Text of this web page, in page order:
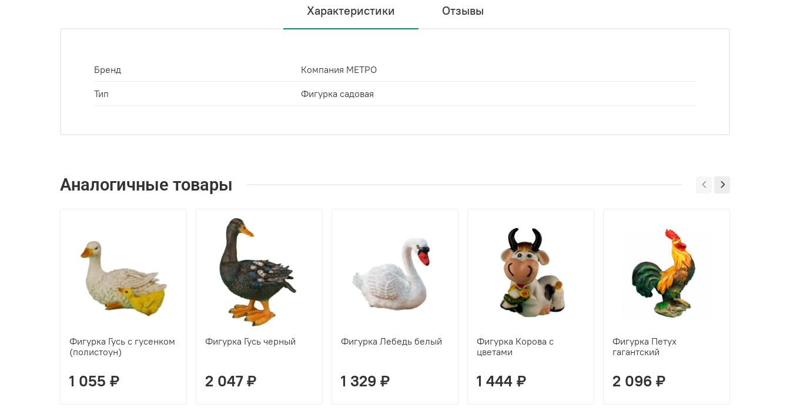
Характеристики Отзывы
Бренд Компания МЕТРО
Тип Фигурка садовая
Аналогичные товары
Фигурка Гусь с гусенком
(полистоун)
1 055 ₽
Фигурка Гусь черный
2 047 ₽
Фигурка Лебедь белый
1 329 ₽
Фигурка Корова с
цветами
1 444 ₽
Фигурка Петух
гагантский
2 096 ₽